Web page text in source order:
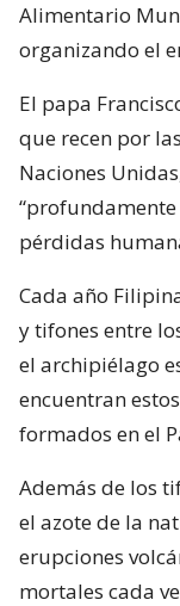
Alimentario
organizando el
El papa
que recen por
Naciones
pérdidas
Cada año
y tifones entre
el archipiélago
encuentran
formados en el
Además de los
el azote de la
erupciones
mortales cada